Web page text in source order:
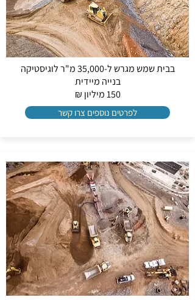
בבית שמש מגרש ל-35,000 מ"ר לוגיסטיקה
בנייה מיידית
150 מיליון ₪
לפרטים נוספים צרו קשר